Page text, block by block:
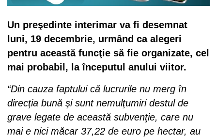
Un preşedinte interimar va fi desemnat
luni, 19 decembrie, urmând ca alegeri
pentru această funcţie să fie organizate, cel
mai probabil, la începutul anului viitor.
“Din cauza faptului că lucrurile nu merg în
direcţia bună şi sunt nemulţumiri destul de
grave legate de această subvenţie, care nu
mai e nici măcar 37,22 de euro pe hectar, au